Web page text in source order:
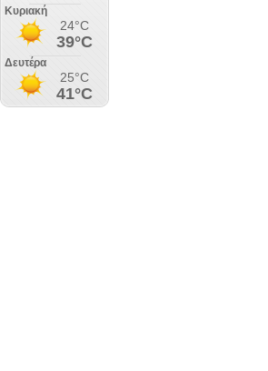
Κυριακή
24°C
39°C
Δευτέρα
25°C
41°C